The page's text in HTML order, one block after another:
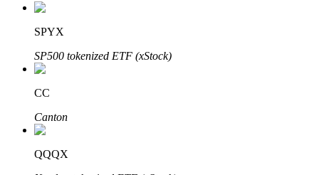
Investimento Automático
Obtenha lucro a longo prazo e interesses flexíveis
SPYX
SP500 tokenized ETF (xStock)
CC
Canton
QQQX